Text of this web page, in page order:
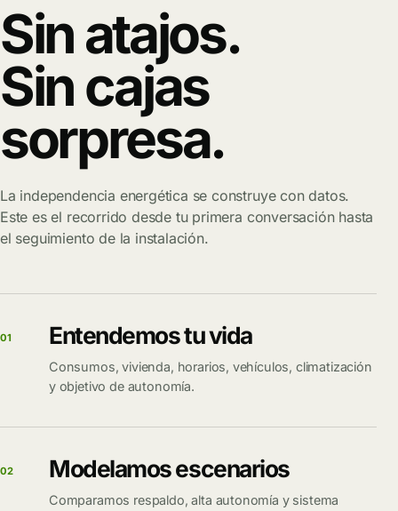
Sin atajos.
Sin cajas
sorpresa.
La independencia energética se construye con datos.
Este es el recorrido desde tu primera conversación hasta
el seguimiento de la instalación.
01 Entendemos tu vida
Consumos, vivienda, horarios, vehículos, climatización
y objetivo de autonomía.
02 Modelamos escenarios
Comparamos respaldo, alta autonomía y sistema